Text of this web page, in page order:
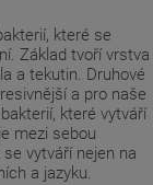
které se
Základ tvoří vrstva
a tekutin. Druhové
a pro naše
které vytváří
mezi sebou
vytváří nejen na
a jazyku.